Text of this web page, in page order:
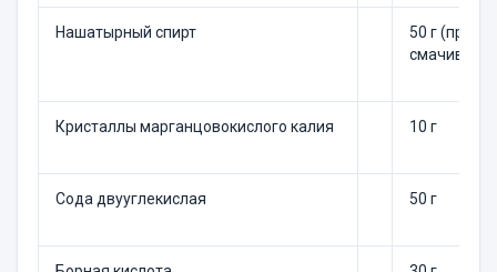
Нашатырный спирт
50 г (при
смачивать
Кристаллы марганцовокислого калия 10 г
Сода двууглекислая 50 г